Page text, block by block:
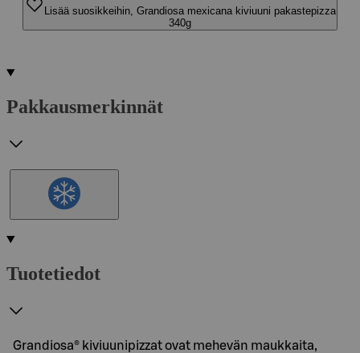
Lisää suosikkeihin, Grandiosa mexicana kiviuuni pakastepizza
340g
Pakkausmerkinnät
Tuotetiedot
Grandiosa® kiviuunipizzat ovat mehevän maukkaita,